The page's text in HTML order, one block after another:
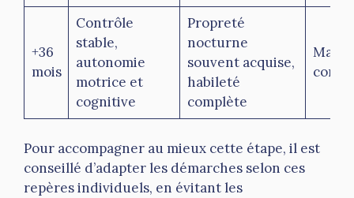
+36
mois
Contrôle
stable,
autonomie
motrice et
cognitive
Propreté
nocturne
souvent acquise,
habileté
complète
Pour accompagner au mieux cette étape, il est
conseillé d’adapter les démarches selon ces
repères individuels, en évitant les